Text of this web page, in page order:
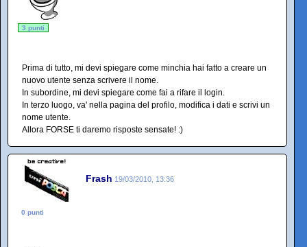
3 punti
Prima di tutto, mi devi spiegare come minchia hai fatto a creare un
nuovo utente senza scrivere il nome.
In subordine, mi devi spiegare come fai a rifare il login.
In terzo luogo, va' nella pagina del profilo, modifica i dati e scrivi un
nome utente.
Allora FORSE ti daremo risposte sensate! :)
Frash 19/03/2010, 13:36
0 punti